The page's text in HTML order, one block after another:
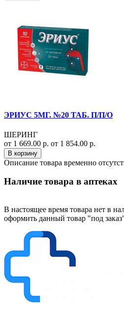
ЭРИУС 5МГ. №20 ТАБ. П/П/О
ШЕРИНГ
от 1 669.00 р. от 1 854.00 р.
В корзину
Описание товара временно
Наличие товара в аптеках
В настоящее время товара нет в
оформить данный товар "под